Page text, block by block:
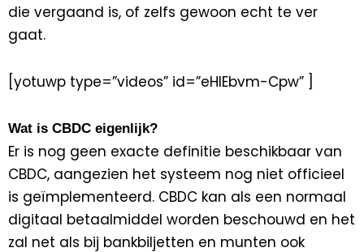
die vergaand is, of zelfs gewoon echt te ver
gaat.
[yotuwp type=”videos” id=”eHIEbvm-Cpw” ]
Wat is CBDC eigenlijk?
Er is nog geen exacte definitie beschikbaar van
CBDC, aangezien het systeem nog niet officieel
is geïmplementeerd. CBDC kan als een normaal
digitaal betaalmiddel worden beschouwd en het
zal net als bij bankbiljetten en munten ook